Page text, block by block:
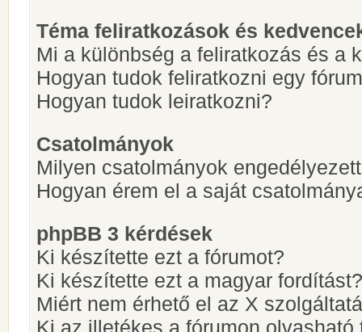
Téma feliratkozások és
Mi a különbség a feliratkozás és a
Hogyan tudok feliratkozni egy
Hogyan tudok leiratkozni?
Csatolmányok
Milyen csatolmányok
Hogyan érem el a saját
phpBB 3 kérdések
Ki készítette ezt a fórumot?
Ki készítette ezt a magyar fordítást?
Miért nem érhető el az X
Ki az illetékes a fórumon